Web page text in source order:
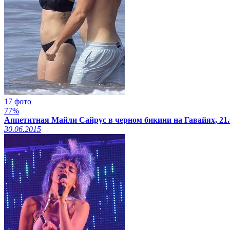
17 фото
77%
Аппетитная Майли Сайрус в черном бикини на Гавайях,
30.06.2015